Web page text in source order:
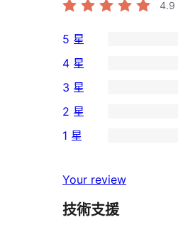
4.9
17
個
5
星
使
者
論
5 星
個
4
星
用
者
4 星
0
個
3
使
用
3 星
個
星
使
2 星
1
星
1 星
Your review
技術支援